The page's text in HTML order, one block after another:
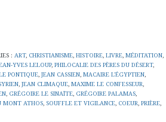
: ART, CHRISTIANISME, HISTOIRE, LIVRE, MÉDITATION,
YVES LELOUP,PHILOCALIE DES PÈRES DU DÉSERT,
PONTIQUE, JEAN CASSIEN, MACAIRE L'ÉGYPTIEN,
, JEAN CLIMAQUE, MAXIME LE CONFESSEUR,
, GRÉGOIRE LE SINAÏTE, GRÉGOIRE PALAMAS,
MONT ATHOS, SOUFFLE ET VIGILANCE, COEUR, PRIÈRE,